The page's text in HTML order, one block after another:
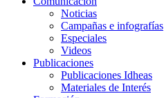
Noticias
Campañas e infografías
Especiales
Videos
Publicaciones
Publicaciones Idheas
Materiales de Interés